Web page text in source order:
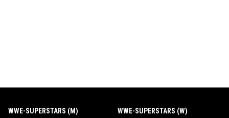
WWE-SUPERSTARS (M) WWE-SUPERSTARS (W)